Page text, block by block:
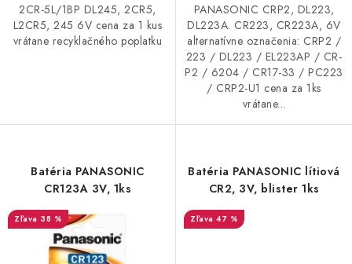
2CR-5L/1BP DL245, 2CR5,
L2CR5, 245 6V cena za 1 kus
vrátane recyklačného poplatku
PANASONIC CRP2, DL223,
DL223A. CR223, CR223A, 6V
alternatívne označenia: CRP2 /
223 / DL223 / EL223AP / CR-
P2 / 6204 / CR17-33 / PC223
/ CRP2-U1 cena za 1ks
vrátane...
Batéria PANASONIC
CR123A 3V, 1ks
38 %
Batéria PANASONIC lítiová
CR2, 3V, blister 1ks
47 %